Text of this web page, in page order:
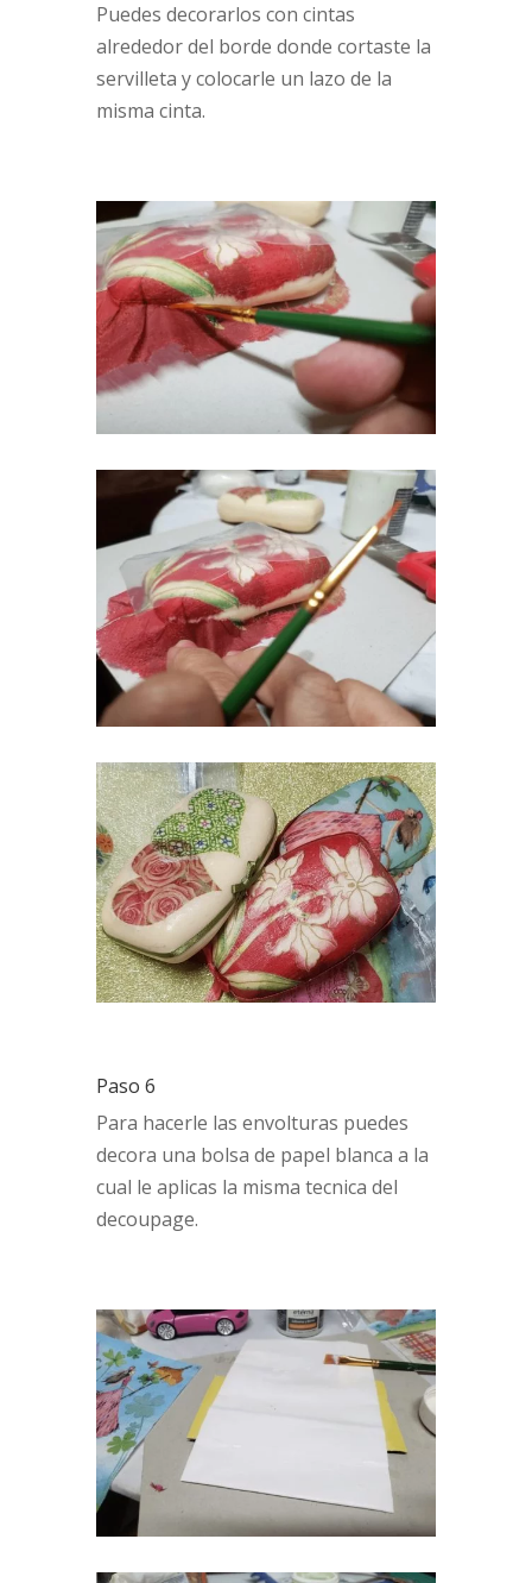
Puedes decorarlos con cintas
alrededor del borde donde cortaste la
servilleta y colocarle un lazo de la
misma cinta.
Paso 6
Para hacerle las envolturas puedes
decora una bolsa de papel blanca a la
cual le aplicas la misma tecnica del
decoupage.